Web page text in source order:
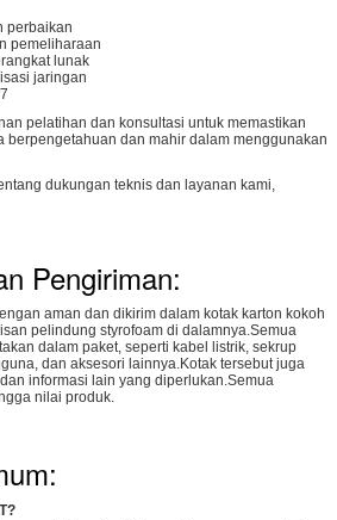
perbaikan
pemeliharaan
lunak
jaringan
pelatihan dan konsultasi untuk memastikan
berpengetahuan dan mahir dalam menggunakan
dukungan teknis dan layanan kami,
Pengiriman:
aman dan dikirim dalam kotak karton kokoh
pelindung styrofoam di dalamnya.Semua
dalam paket, seperti kabel listrik, sekrup
dan aksesori lainnya.Kotak tersebut juga
informasi lain yang diperlukan.Semua
nilai produk.